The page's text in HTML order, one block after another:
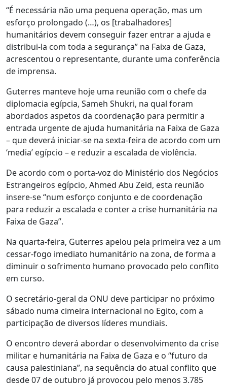
“É necessária não uma pequena operação, mas um
esforço prolongado (…), os [trabalhadores]
humanitários devem conseguir fazer entrar a ajuda e
distribui-la com toda a segurança” na Faixa de Gaza,
acrescentou o representante, durante uma conferência
de imprensa.
Guterres manteve hoje uma reunião com o chefe da
diplomacia egípcia, Sameh Shukri, na qual foram
abordados aspetos da coordenação para permitir a
entrada urgente de ajuda humanitária na Faixa de Gaza
– que deverá iniciar-se na sexta-feira de acordo com um
‘media’ egípcio – e reduzir a escalada de violência.
De acordo com o porta-voz do Ministério dos Negócios
Estrangeiros egípcio, Ahmed Abu Zeid, esta reunião
insere-se “num esforço conjunto e de coordenação
para reduzir a escalada e conter a crise humanitária na
Faixa de Gaza”.
Na quarta-feira, Guterres apelou pela primeira vez a um
cessar-fogo imediato humanitário na zona, de forma a
diminuir o sofrimento humano provocado pelo conflito
em curso.
O secretário-geral da ONU deve participar no próximo
sábado numa cimeira internacional no Egito, com a
participação de diversos líderes mundiais.
O encontro deverá abordar o desenvolvimento da crise
militar e humanitária na Faixa de Gaza e o “futuro da
causa palestiniana”, na sequência do atual conflito que
desde 07 de outubro já provocou pelo menos 3.785